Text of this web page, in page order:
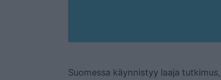
Suomessa käynnistyy laaja